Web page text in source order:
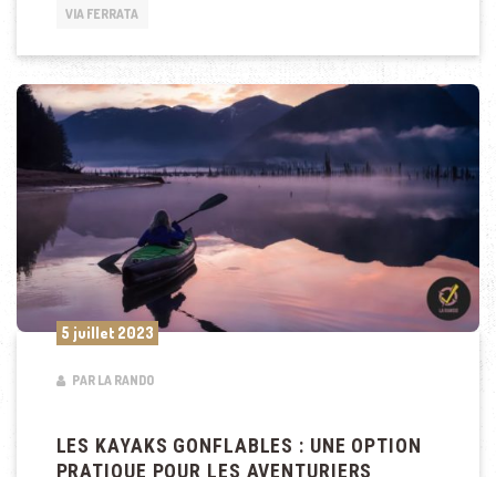
VIA FERRATA
5 juillet 2023
PAR LA RANDO
LES KAYAKS GONFLABLES : UNE OPTION
PRATIQUE POUR LES AVENTURIERS